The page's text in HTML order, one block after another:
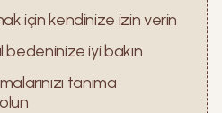
için kendinize izin verin
bedeninize iyi bakın
tanıma